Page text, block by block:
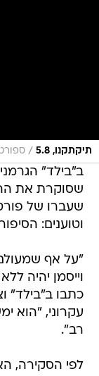
תיקתקנו, 5.8 /
ב"בילד"
שעברו של
וטוענים:
"על אף
וייסמן יהיה
כתבו ב"בילד"
עקרוני, "הוא
רב".
לפי הסקירה,